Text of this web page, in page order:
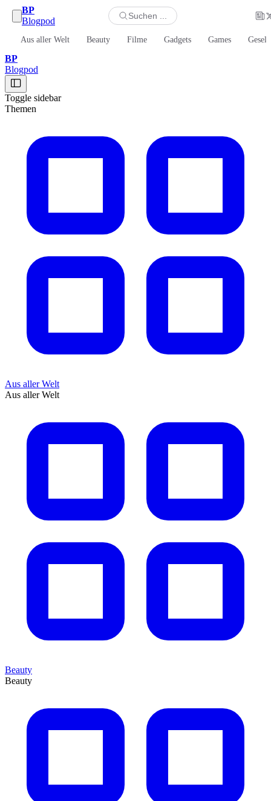
BP
Blogpod
Suchen ...
Aus aller Welt Beauty Filme Gadgets Games
BP
Blogpod
Toggle sidebar
Themen
Aus aller Welt
Aus aller Welt
Beauty
Beauty